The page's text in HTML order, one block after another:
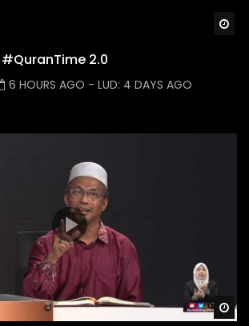
#QuranTime 2.0
6 HOURS AGO - LUD: 4 DAYS AGO